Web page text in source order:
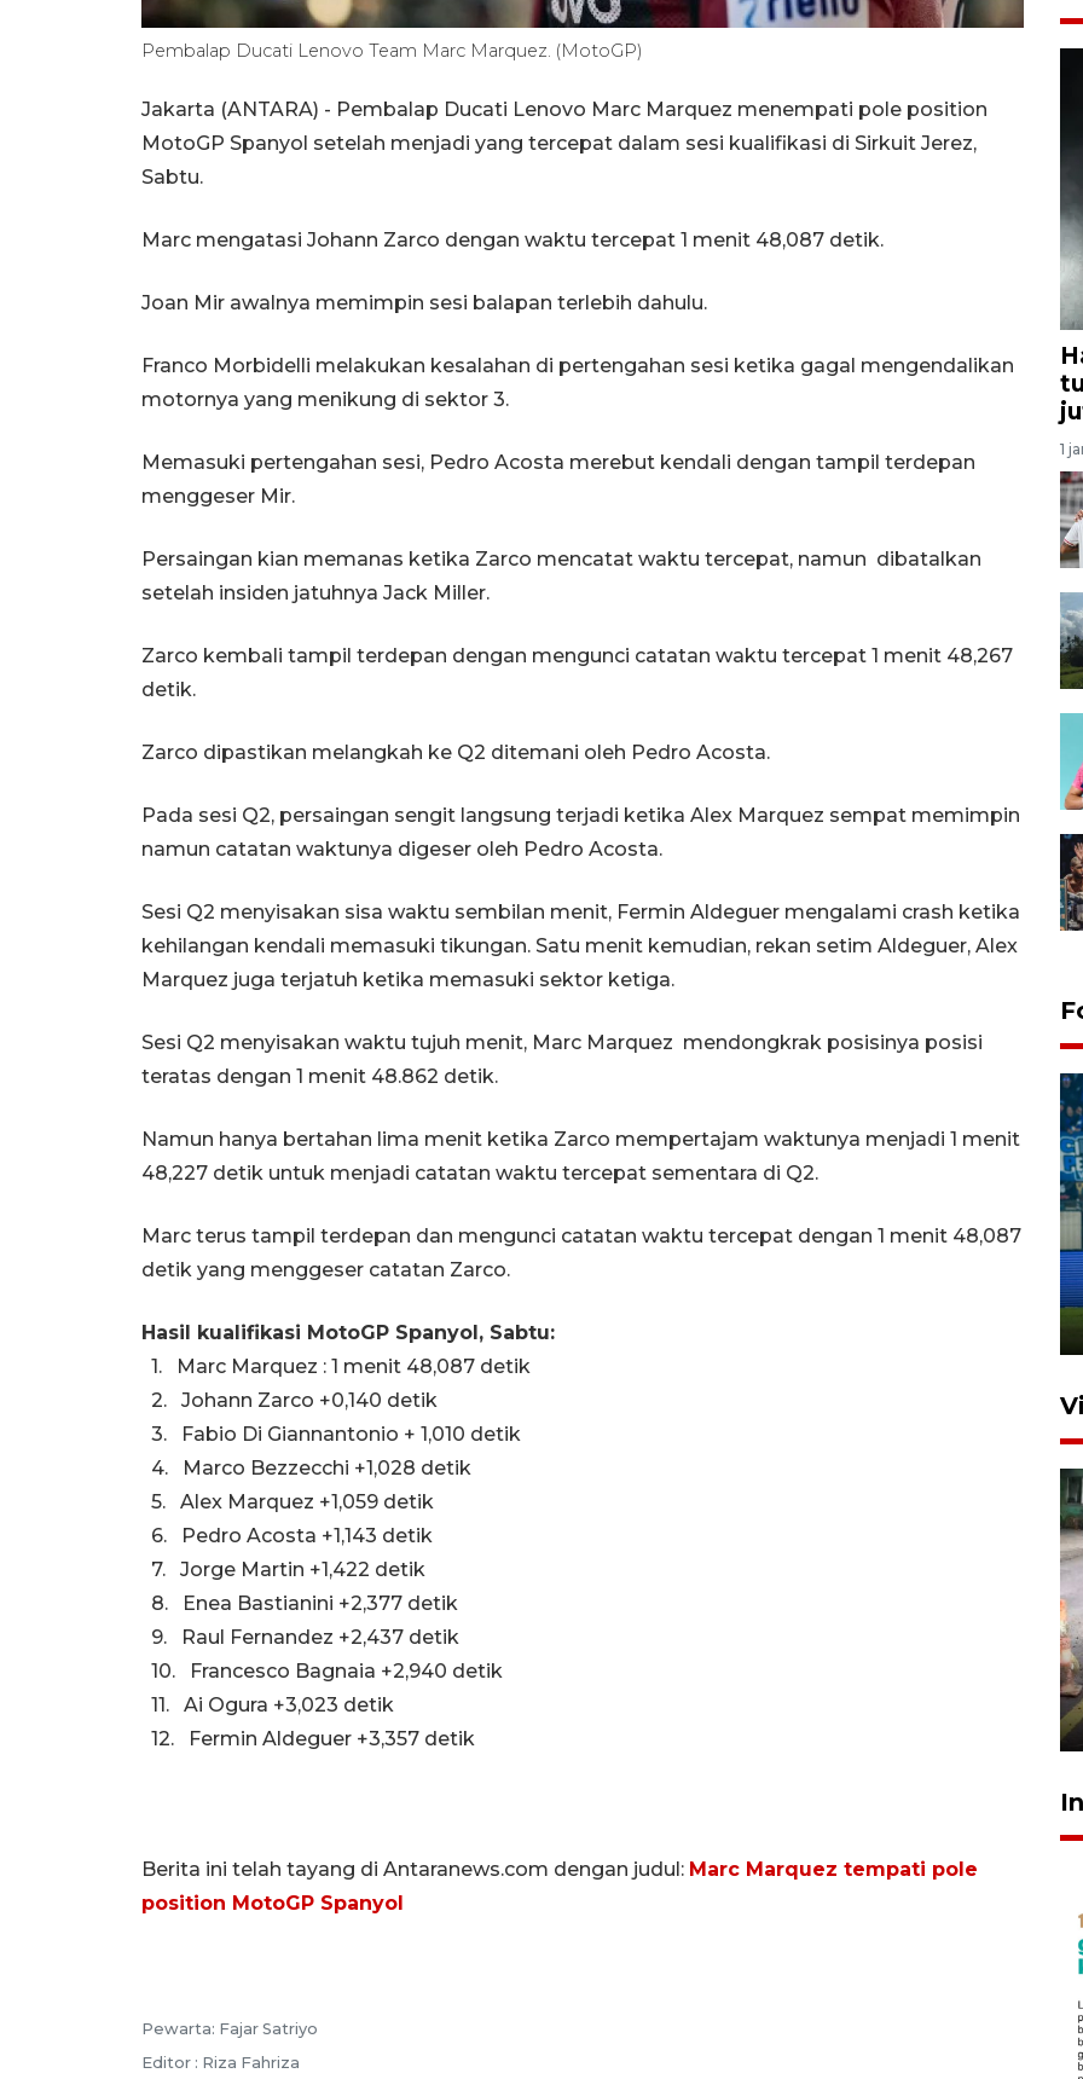
Pembalap Ducati Lenovo Team Marc Marquez. (MotoGP)
Jakarta (ANTARA) - Pembalap Ducati Lenovo Marc Marquez menempati pole position
MotoGP Spanyol setelah menjadi yang tercepat dalam sesi kualifikasi di Sirkuit Jerez,
Sabtu.
Marc mengatasi Johann Zarco dengan waktu tercepat 1 menit 48,087 detik.
Joan Mir awalnya memimpin sesi balapan terlebih dahulu.
Franco Morbidelli melakukan kesalahan di pertengahan sesi ketika gagal mengendalikan
motornya yang menikung di sektor 3.
Memasuki pertengahan sesi, Pedro Acosta merebut kendali dengan tampil terdepan
menggeser Mir.
Persaingan kian memanas ketika Zarco mencatat waktu tercepat, namun dibatalkan
setelah insiden jatuhnya Jack Miller.
Zarco kembali tampil terdepan dengan mengunci catatan waktu tercepat 1 menit 48,267
detik.
Zarco dipastikan melangkah ke Q2 ditemani oleh Pedro Acosta.
Pada sesi Q2, persaingan sengit langsung terjadi ketika Alex Marquez sempat memimpin
namun catatan waktunya digeser oleh Pedro Acosta.
Sesi Q2 menyisakan sisa waktu sembilan menit, Fermin Aldeguer mengalami crash ketika
kehilangan kendali memasuki tikungan. Satu menit kemudian, rekan setim Aldeguer, Alex
Marquez juga terjatuh ketika memasuki sektor ketiga.
Sesi Q2 menyisakan waktu tujuh menit, Marc Marquez mendongkrak posisinya posisi
teratas dengan 1 menit 48.862 detik.
Namun hanya bertahan lima menit ketika Zarco mempertajam waktunya menjadi 1 menit
48,227 detik untuk menjadi catatan waktu tercepat sementara di Q2.
Marc terus tampil terdepan dan mengunci catatan waktu tercepat dengan 1 menit 48,087
detik yang menggeser catatan Zarco.
Hasil kualifikasi MotoGP Spanyol, Sabtu:
1. Marc Marquez : 1 menit 48,087 detik
2. Johann Zarco +0,140 detik
3. Fabio Di Giannantonio + 1,010 detik
4. Marco Bezzecchi +1,028 detik
5. Alex Marquez +1,059 detik
6. Pedro Acosta +1,143 detik
7. Jorge Martin +1,422 detik
8. Enea Bastianini +2,377 detik
9. Raul Fernandez +2,437 detik
10. Francesco Bagnaia +2,940 detik
11. Ai Ogura +3,023 detik
12. Fermin Aldeguer +3,357 detik
Berita ini telah tayang di Antaranews.com dengan judul: Marc Marquez tempati pole
position MotoGP Spanyol
Pewarta: Fajar Satriyo
Editor : Riza Fahriza
1
Penutupan latihan bela negara